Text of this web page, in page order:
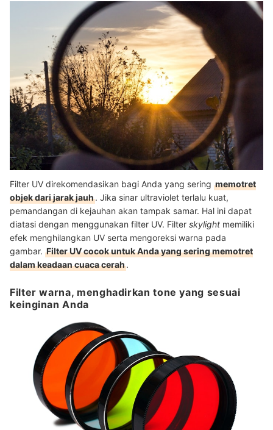
Filter UV direkomendasikan bagi Anda yang sering memotret
objek dari jarak jauh. Jika sinar ultraviolet terlalu kuat,
pemandangan di kejauhan akan tampak samar. Hal ini dapat
diatasi dengan menggunakan filter UV. Filter skylight memiliki
efek menghilangkan UV serta mengoreksi warna pada
gambar. Filter UV cocok untuk Anda yang sering memotret
dalam keadaan cuaca cerah.
Filter warna, menghadirkan tone yang sesuai
keinginan Anda